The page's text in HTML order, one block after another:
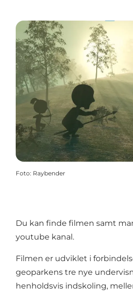
Foto: Raybender
Du kan finde filmen samt
youtube kanal.
Filmen er udviklet i
geoparkens tre nye
henholdsvis indskoling,